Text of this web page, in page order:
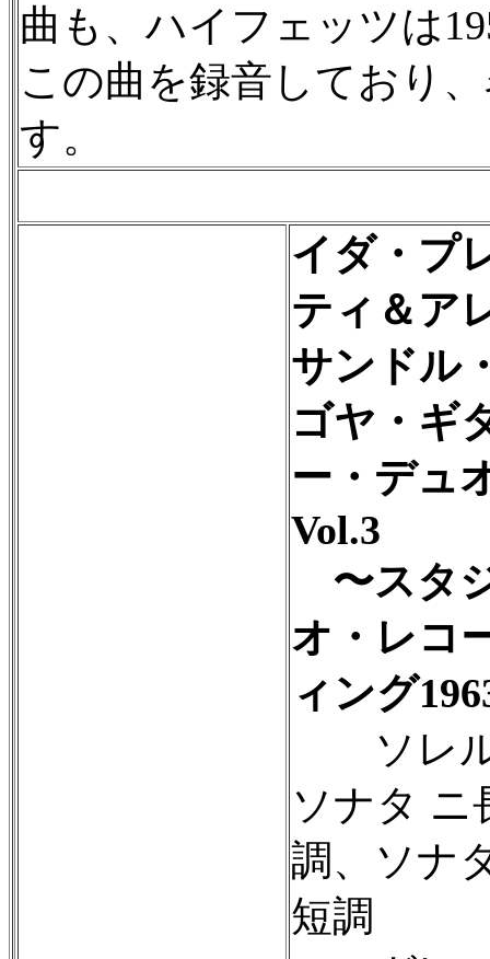
曲も、ハイフェッツは
この曲を録音しており
す。
イダ・プ
ティ＆ア
サンドル
ゴヤ・ギ
ー・デュ
Vol.3
〜スタ
オ・レコ
ィング
ソレ
ソナタ ニ
調、ソナ
短調